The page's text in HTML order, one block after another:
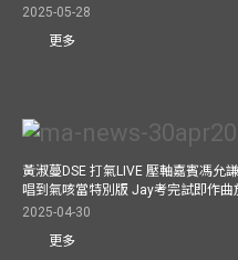
2025-05-28
更多
黃淑蔓DSE 打氣LIVE 壓軸嘉賓馮允
唱到氣咳當特別版 Jay考完試即作曲
2025-04-30
更多